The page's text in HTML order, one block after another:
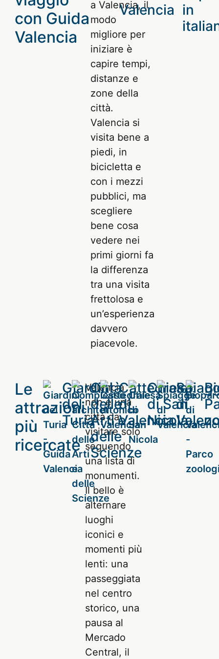
Leggi
di
e
ricca
con Guida
Valencia
a Valencia, il
modo
migliore per
iniziare è
capire tempi,
distanze e
zone della
città.
Valencia si
visita bene a
piedi, in
bicicletta e
con i mezzi
pubblici, ma
scegliere
bene cosa
vedere nei
primi giorni fa
la differenza
tra una visita
frettolosa e
un’esperienza
davvero
piacevole.
Valencia in
Le
attrazioni
più
ricercate
Valencia
non è una
città da
visitare solo
seguendo
una lista di
monumenti.
Il bello è
alternare
luoghi
iconici e
momenti più
lenti: una
passeggiata
nel centro
storico, una
pausa al
Mercado
Central, il
Giardini
del
Turia
Città
delle
Arti e
delle
Scienze
Cattedrale
di
Valencia
Chiesa
di San
Nicola
di